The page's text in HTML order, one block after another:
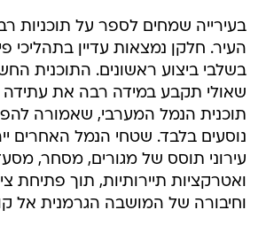
בעירייה שמחים לספר על תוכניות
העיר. חלקן נמצאות עדיין בתהליכי
בשלבי ביצוע ראשונים. התוכנית
שאולי תקבע במידה רבה את עתידה
תוכנית הנמל המערבי, שאמורה
נוסעים בלבד. שטחי הנמל האחרים
עירוני תוסס של מגורים, מסחר,
ואטרקציות תיירותיות, תוך פתיחת
וחיבורה של המושבה הגרמנית אל